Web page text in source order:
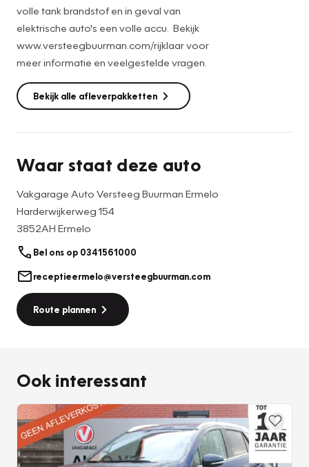
volle tank brandstof en in geval van
elektrische auto's een volle accu. Bekijk
www.versteegbuurman.com/rijklaar voor
meer informatie en veelgestelde vragen.
Bekijk alle afleverpakketten
Waar staat deze auto
Vakgarage Auto Versteeg Buurman Ermelo
Harderwijkerweg 154
3852AH Ermelo
Bel ons op 0341561000
receptieermelo@versteegbuurman.com
Route plannen
Ook interessant